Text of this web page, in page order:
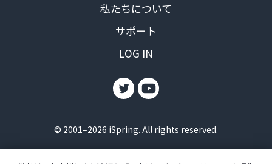
私たちについて
サポート
LOG IN
© 2001–2026 iSpring. All rights reserved.